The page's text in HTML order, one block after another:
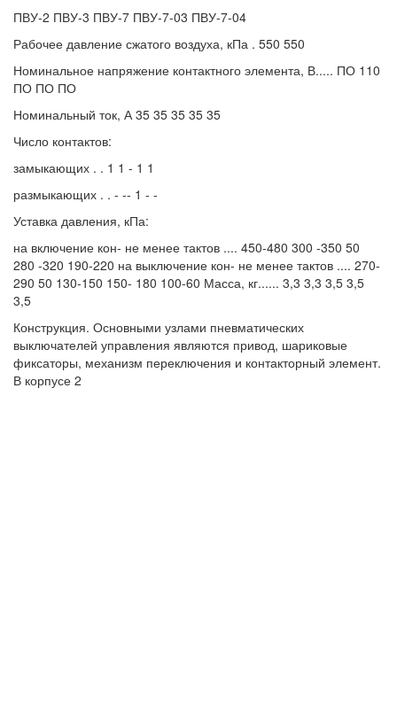
ПВУ-2 ПВУ-3 ПВУ-7 ПВУ-7-03 ПВУ-7-04
Рабочее давление сжатого воздуха, кПа . 550 550
Номинальное напряжение контактного элемента, В..... ПО 110
ПО ПО ПО
Номинальный ток, А 35 35 35 35 35
Число контактов:
замыкающих . . 1 1 - 1 1
размыкающих . . - -- 1 - -
Уставка давления, кПа:
на включение кон- не менее тактов .... 450-480 300 -350 50
280 -320 190-220 на выключение кон- не менее тактов .... 270-
290 50 130-150 150- 180 100-60 Масса, кг...... 3,3 3,3 3,5 3,5
3,5
Конструкция. Основными узлами пневматических
выключателей управления являются привод, шариковые
фиксаторы, механизм переключения и контакторный элемент.
В корпусе 2